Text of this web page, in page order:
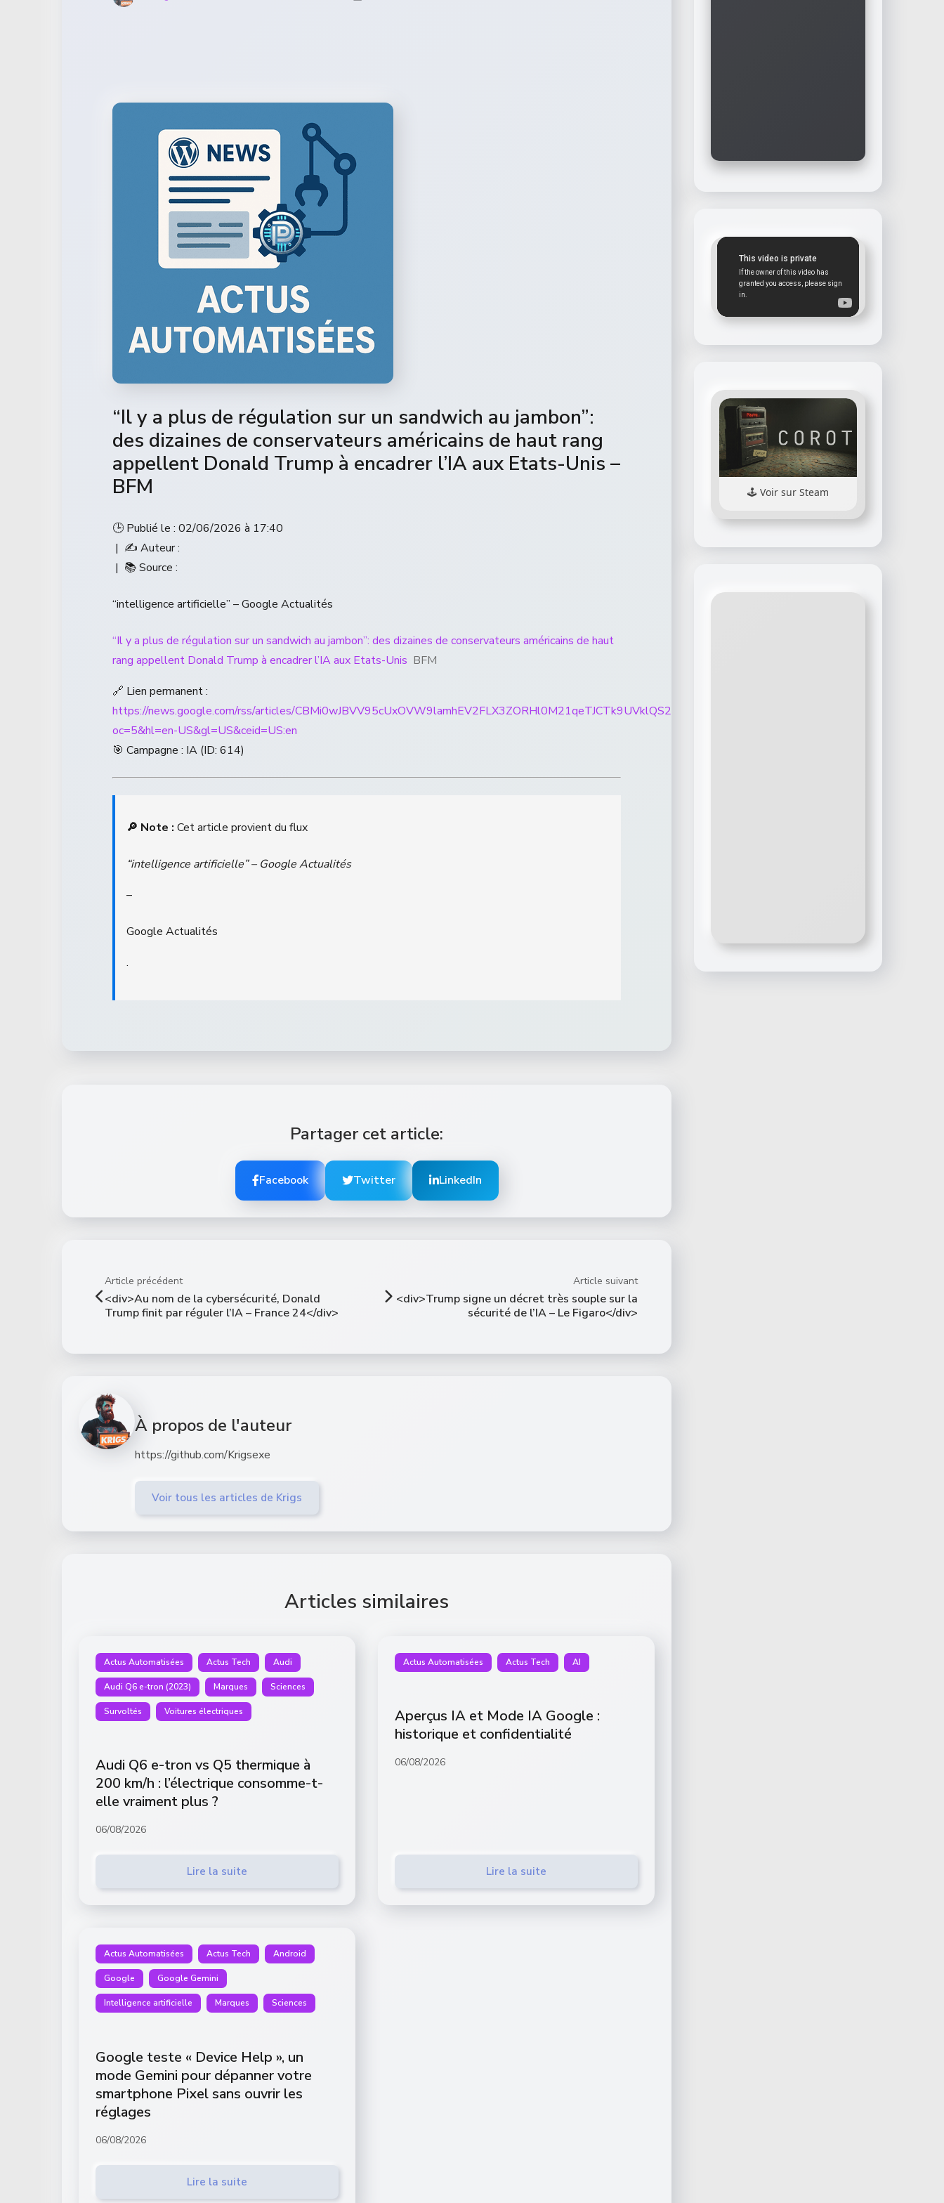
“Il y a plus de régulation sur un sandwich au jambon”:
des dizaines de conservateurs américains de haut rang
appellent Donald Trump à encadrer l’IA aux Etats-Unis –
BFM
🕒 Publié le : 02/06/2026 à 17:40
| ✍️ Auteur :
| 📚 Source :
“intelligence artificielle” – Google Actualités
“Il y a plus de régulation sur un sandwich au jambon”: des dizaines de conservateurs américains de haut
rang appellent Donald Trump à encadrer l’IA aux Etats-Unis BFM
🔗 Lien permanent :
https://news.google.com/rss/articles/
oc=5&hl=en-US&gl=US&ceid=US:en
🎯 Campagne : IA (ID: 614)
🔎 Note : Cet article provient du flux
“intelligence artificielle” – Google Actualités
–
Google Actualités
.
Partager cet article:
Facebook Twitter LinkedIn
Article précédent
<div>Au nom de la cybersécurité, Donald
Trump finit par réguler l’IA – France 24</div>
Article suivant
<div>Trump signe un décret très souple sur la
sécurité de l’IA – Le Figaro</div>
À propos de l'auteur
https://github.com/Krigsexe
Voir tous les articles de Krigs
Articles similaires
Actus Automatisées Actus Tech Audi
Audi Q6 e-tron (2023) Marques Sciences
Survoltés Voitures électriques
Audi Q6 e-tron vs Q5 thermique à
200 km/h : l’électrique consomme-t-
elle vraiment plus ?
06/08/2026
Lire la suite
Actus Automatisées Actus Tech AI
Aperçus IA et Mode IA Google :
historique et confidentialité
06/08/2026
Lire la suite
Actus Automatisées Actus Tech Android
Google Google Gemini
Intelligence artificielle Marques Sciences
Google teste « Device Help », un
mode Gemini pour dépanner votre
smartphone Pixel sans ouvrir les
réglages
06/08/2026
Lire la suite
Voir sur Steam